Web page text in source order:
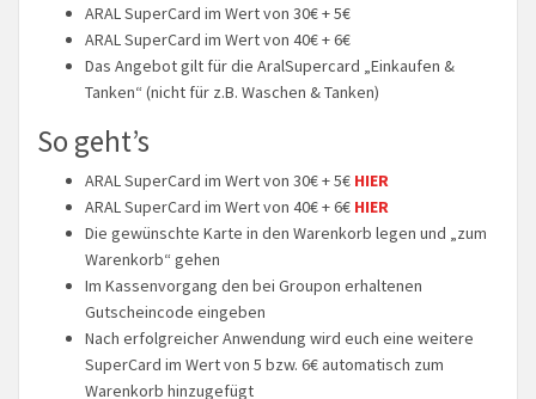
ARAL SuperCard im Wert von 30€ + 5€
ARAL SuperCard im Wert von 40€ + 6€
Das Angebot gilt für die AralSupercard „Einkaufen &
Tanken“ (nicht für z.B. Waschen & Tanken)
So geht’s
ARAL SuperCard im Wert von 30€ + 5€ HIER
ARAL SuperCard im Wert von 40€ + 6€ HIER
Die gewünschte Karte in den Warenkorb legen und „zum
Warenkorb“ gehen
Im Kassenvorgang den bei Groupon erhaltenen
Gutscheincode eingeben
Nach erfolgreicher Anwendung wird euch eine weitere
SuperCard im Wert von 5 bzw. 6€ automatisch zum
Warenkorb hinzugefügt